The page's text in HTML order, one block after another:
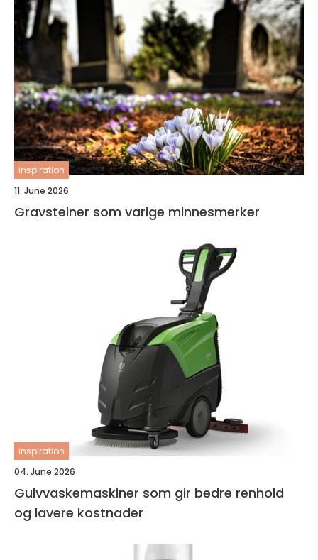
inspiration
11. June 2026
Gravsteiner som varige minnesmerker
inspiration
04. June 2026
Gulvvaskemaskiner som gir bedre renhold
og lavere kostnader